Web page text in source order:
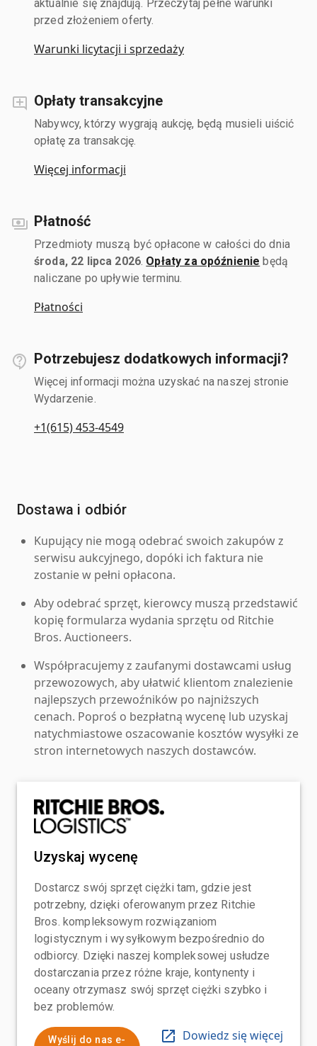
aktualnie się znajdują. Przeczytaj pełne warunki
przed złożeniem oferty.
Warunki licytacji i sprzedaży
Opłaty transakcyjne
Nabywcy, którzy wygrają aukcję, będą musieli uiścić
opłatę za transakcję.
Więcej informacji
Płatność
Przedmioty muszą być opłacone w całości do dnia
środa, 22 lipca 2026 Opłaty za opóźnienie będą
naliczane po upływie terminu.
Płatności
Potrzebujesz dodatkowych informacji?
Więcej informacji można uzyskać na naszej stronie
Wydarzenie.
+1(615) 453-4549
Dostawa i odbiór
Kupujący nie mogą odebrać swoich zakupów z
serwisu aukcyjnego, dopóki ich faktura nie
zostanie w pełni opłacona.
Aby odebrać sprzęt, kierowcy muszą przedstawić
kopię formularza wydania sprzętu od Ritchie
Bros. Auctioneers.
Współpracujemy z zaufanymi dostawcami usług
przewozowych, aby ułatwić klientom znalezienie
najlepszych przewoźników po najniższych
cenach. Poproś o bezpłatną wycenę lub uzyskaj
natychmiastowe oszacowanie kosztów wysyłki ze
stron internetowych naszych dostawców.
Uzyskaj wycenę
Dostarcz swój sprzęt ciężki tam, gdzie jest
potrzebny, dzięki oferowanym przez Ritchie
Bros. kompleksowym rozwiązaniom
logistycznym i wysyłkowym bezpośrednio do
odbiorcy. Dzięki naszej kompleksowej usłudze
dostarczania przez różne kraje, kontynenty i
oceany otrzymasz swój sprzęt ciężki szybko i
bez problemów.
Wyślij do nas e-
Dowiedz się więcej